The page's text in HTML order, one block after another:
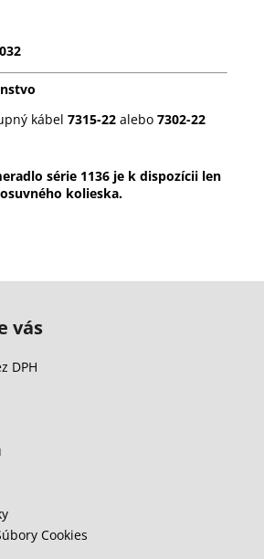
kábel 7315-22 alebo 7302-22
série 1136 je k dispozícii len
kolieska.
vás
DPH
Cookies